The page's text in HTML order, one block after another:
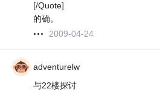
[/Quote]
的确。
2009-04-24
adventurelw
与22楼探讨